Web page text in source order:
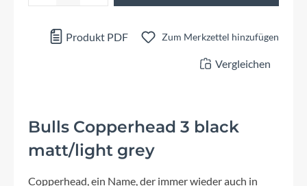
Produkt PDF Zum Merkzettel hinzufügen
Vergleichen
Bulls Copperhead 3 black
matt/light grey
Copperhead, ein Name, der immer wieder auch in